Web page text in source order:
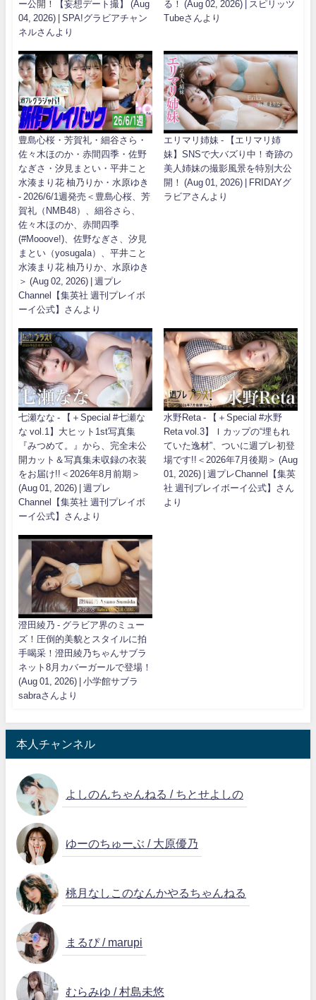
ー公開！【妄想デート撮】 (Aug
04, 2026) | SPA!グラビアチャン
ネルさんより
る！ (Aug 02, 2026) | スピリッツ
Tubeさんより
豊島心桜・芳賀礼・細谷さら・
佐々木ほのか・赤間四季・佐野
なぎさ・汐見まとい・平井こと
水湊まり花 柚乃りか・水原ゆき
- 2026/6/1週発売＜豊島心桜、芳
賀礼（NMB48）、細谷さら、
佐々木ほのか、赤間四季
(#Mooove!)、佐野なぎさ、汐見
まとい（yosugala）、平井こと
水湊まり花 柚乃りか、水原ゆき
＞ (Aug 02, 2026) | 週プレ
Channel【集英社 週刊プレイボ
ーイ公式】さんより
エリマリ姉妹 - 【エリマリ姉
妹】SNSで大バズり中！奇跡の
美人姉妹の撮影風景を特別大公
開！ (Aug 01, 2026) | FRIDAYグ
ラビアさんより
七瀬なな - 【＋Special #七瀬な
な vol.1】大ヒット1st写真集
『みつめて。』から、完全未公
開カット＆写真集未収録の衣装
をお届け!!＜2026年8月前期＞
(Aug 01, 2026) | 週プレ
Channel【集英社 週刊プレイボ
ーイ公式】さんより
水野Reta - 【＋Special #水野
Reta vol.3】Ｉカップの“埋もれ
ていた逸材”、ついに週プレ初登
場です!!＜2026年7月後期＞ (Aug
01, 2026) | 週プレChannel【集英
社 週刊プレイボーイ公式】さん
より
澄田綾乃 - グラビア界のミュー
ズ！圧倒的美貌とスタイルに拍
手喝采！澄田綾乃ちゃんサブラ
ネット8月カバーガールで登場！
(Aug 01, 2026) | 小学館サブラ
sabraさんより
本人チャンネル
よしのんちゃんねる / ちとせよしの
ゆーのちゅーぶ / 大原優乃
桃月なしこのなんかやるちゃんねる
まるぴ / marupi
むらみゆ / 村島未悠